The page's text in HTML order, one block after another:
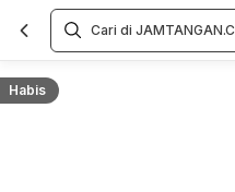
Habis
Overview